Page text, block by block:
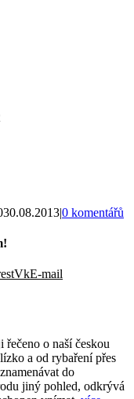
30.08.2013|0 komentářů
VkE-mail
řečeno o naší českou
a od rybaření přes
do
jiný pohled, odkrývá